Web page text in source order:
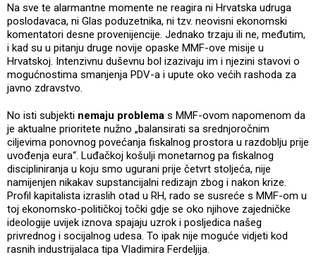
Na sve te alarmantne momente ne reagira ni Hrvatska udruga
poslodavaca, ni Glas poduzetnika, ni tzv. neovisni ekonomski
komentatori desne provenijencije. Jednako trzaju ili ne, međutim,
i kad su u pitanju druge novije opaske MMF-ove misije u
Hrvatskoj. Intenzivnu duševnu bol izazivaju im i njezini stavovi o
mogućnostima smanjenja PDV-a i upute oko većih rashoda za
javno zdravstvo.
No isti subjekti nemaju problema s MMF-ovom napomenom da
je aktualne prioritete nužno „balansirati sa srednjoročnim
ciljevima ponovnog povećanja fiskalnog prostora u razdoblju prije
uvođenja eura“. Luđačkoj košulji monetarnog pa fiskalnog
discipliniranja u koju smo ugurani prije četvrt stoljeća, nije
namijenjen nikakav supstancijalni redizajn zbog i nakon krize.
Profil kapitalista izraslih otad u RH, rado se susreće s MMF-om u
toj ekonomsko-političkoj točki gdje se oko njihove zajedničke
ideologije uvijek iznova spajaju uzrok i posljedica našeg
privrednog i socijalnog udesa. To ipak nije moguće vidjeti kod
rasnih industrijalaca tipa Vladimira Ferdeljija.